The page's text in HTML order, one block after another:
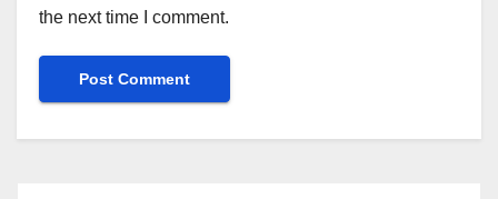
the next time I comment.